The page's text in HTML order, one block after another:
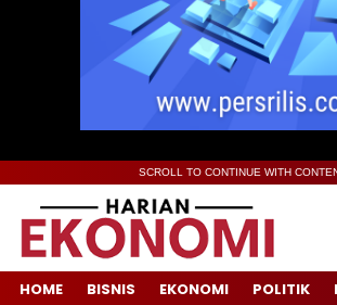
SCROLL TO CONTINUE WITH
HOME BISNIS EKONOMI POLITIK